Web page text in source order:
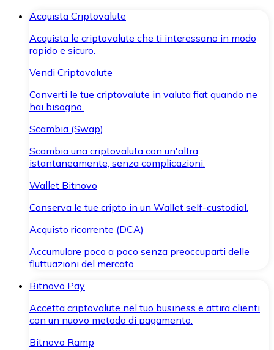
Acquista Criptovalute
Acquista le criptovalute che ti interessano in modo
rapido e sicuro.
Vendi Criptovalute
Converti le tue criptovalute in valuta fiat quando ne
hai bisogno.
Scambia (Swap)
Scambia una criptovaluta con un'altra
istantaneamente, senza complicazioni.
Wallet Bitnovo
Conserva le tue cripto in un Wallet self-custodial.
Acquisto ricorrente (DCA)
Accumulare poco a poco senza preoccuparti delle
fluttuazioni del mercato.
Bitnovo Pay
Accetta criptovalute nel tuo business e attira clienti
con un nuovo metodo di pagamento.
Bitnovo Ramp